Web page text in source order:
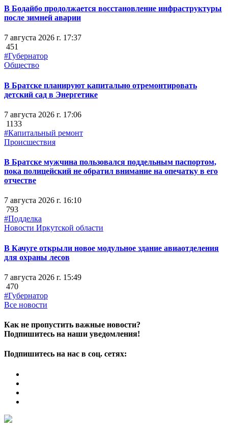
В Бодайбо продолжается восстановление инфраструктуры
после зимней аварии
7 августа 2026 г. 17:37
451
#Губернатор
Общество
В Братске планируют капитально отремонтировать
детский сад в Энергетике
7 августа 2026 г. 17:06
1133
#Капитальный ремонт
Происшествия
В Братске мужчина пользовался поддельным паспортом,
пока полицейский не обратил внимание на опечатку в его
отчестве
7 августа 2026 г. 16:10
793
#Подделка
Новости Иркутской области
В Качуге открыли новое модульное здание авиаотделения
для охраны лесов
7 августа 2026 г. 15:49
470
#Губернатор
Все новости
Как не пропустить важные новости?
Подпишитесь на наши уведомления!
Подпишитесь на нас в соц. сетях: